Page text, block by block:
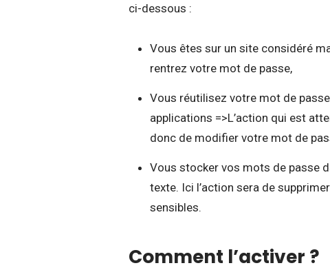
ci-dessous :
Vous êtes sur un site considéré
rentrez votre mot de passe,
Vous réutilisez votre mot de
applications =>L’action qui est
donc de modifier votre mot de
Vous stocker vos mots de passe
texte. Ici l’action sera de
sensibles.
Comment l’activer ?